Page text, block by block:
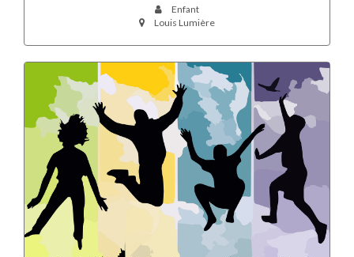
Enfant
Louis Lumière